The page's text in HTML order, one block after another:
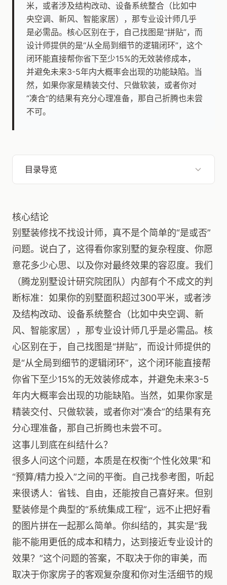
米，或者涉及结构改动、设备系统整合（比如中
央空调、新风、智能家居），那专业设计师几乎
是必需品。核心区别在于，自己找图是“拼贴”，而
设计师提供的是“从全局到细节的逻辑闭环”，这个
闭环能直接帮你省下至少15%的无效装修成本，
并避免未来3-5年内大概率会出现的功能缺陷。当
然，如果你家是精装交付、只做软装，或者你对
“凑合”的结果有充分心理准备，那自己折腾也未尝
不可。
目录导览
核心结论
别墅装修找不找设计师，真不是个简单的“是或否”
问题。说白了，这得看你家别墅的复杂程度、你愿
意花多少心思、以及你对最终效果的容忍度。我们
（腾龙别墅设计研究院团队）内部有个不成文的判
断标准：如果你的别墅面积超过300平米，或者涉
及结构改动、设备系统整合（比如中央空调、新
风、智能家居），那专业设计师几乎是必需品。核
心区别在于，自己找图是“拼贴”，而设计师提供的
是“从全局到细节的逻辑闭环”，这个闭环能直接帮
你省下至少15%的无效装修成本，并避免未来3-5
年内大概率会出现的功能缺陷。当然，如果你家是
精装交付、只做软装，或者你对“凑合”的结果有充
分心理准备，那自己折腾也未尝不可。
这事儿到底在纠结什么？
很多人问这个问题，本质是在权衡“个性化效果”和
“预算/精力投入”之间的平衡。自己找参考图，听起
来很诱人：省钱、自由，还能按自己喜好来。但别
墅装修是个典型的“系统集成工程”，远不止把好看
的图片拼在一起那么简单。你纠结的，其实是“我
能不能用更低的成本和精力，达到接近专业设计的
效果？”这个问题的答案，不取决于你的审美，而
取决于你家房子的客观复杂度和你对生活细节的规